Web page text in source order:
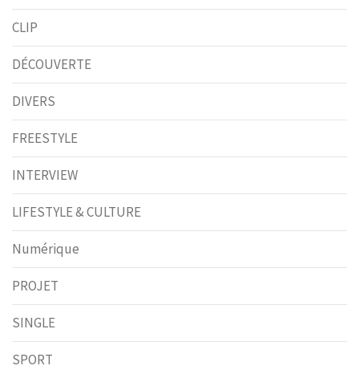
CLIP
DÉCOUVERTE
DIVERS
FREESTYLE
INTERVIEW
LIFESTYLE & CULTURE
Numérique
PROJET
SINGLE
SPORT